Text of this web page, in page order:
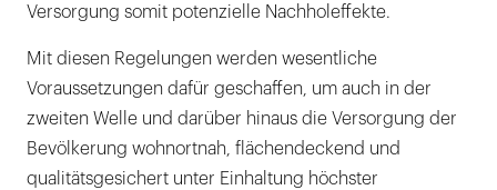
Versorgung somit potenzielle Nachholeffekte.
Mit diesen Regelungen werden wesentliche
Voraussetzungen dafür geschaffen, um auch in der
zweiten Welle und darüber hinaus die Versorgung der
Bevölkerung wohnortnah, flächendeckend und
qualitätsgesichert unter Einhaltung höchster